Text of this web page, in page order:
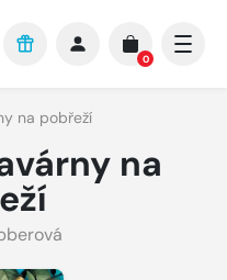
0
na pobřeží
na